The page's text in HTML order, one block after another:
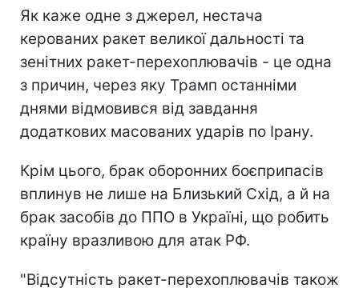
Як каже одне з джерел, нестача
керованих ракет великої дальності та
зенітних ракет-перехоплювачів - це одна
з причин, через яку Трамп останніми
днями відмовився від завдання
додаткових масованих ударів по Ірану.
Крім цього, брак оборонних боєприпасів
вплинув не лише на Близький Схід, а й на
брак засобів до ППО в Україні, що робить
країну вразливою для атак РФ.
"Відсутність ракет-перехоплювачів також